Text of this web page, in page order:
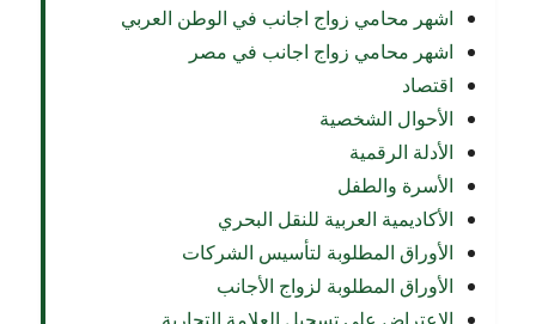
اشهر محامي زواج اجانب في الوطن العربي
اشهر محامي زواج اجانب في مصر
اقتصاد
الأحوال الشخصية
الأدلة الرقمية
الأسرة والطفل
الأكاديمية العربية للنقل البحري
الأوراق المطلوبة لتأسيس الشركات
الأوراق المطلوبة لزواج الأجانب